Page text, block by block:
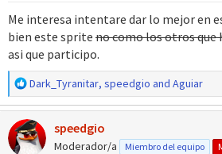
s
:
Me interesa intentare dar lo mejor en
bien este sprite no como los otros que
asi que participo.
R
e
a
c
c
Dark_Tyranitar, speedgio and Aguiar
speedgio
Moderador/a Miembro del equipo